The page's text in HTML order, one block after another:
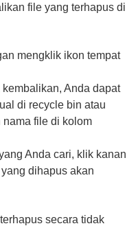
file yang terhapus di
mengklik ikon tempat
Anda dapat
di recycle bin atau
file di kolom
Anda cari, klik kanan
dihapus akan
secara tidak